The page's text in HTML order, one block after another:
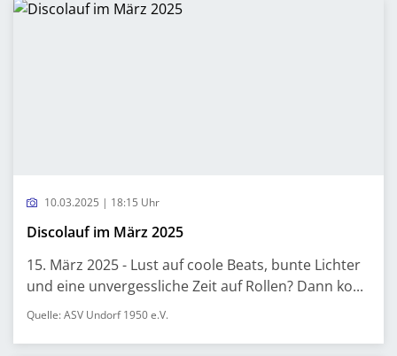
10.03.2025 | 18:15 Uhr
Discolauf im März 2025
15. März 2025 - Lust auf coole Beats, bunte Lichter
und eine unvergessliche Zeit auf Rollen? Dann ko...
Quelle: ASV Undorf 1950 e.V.